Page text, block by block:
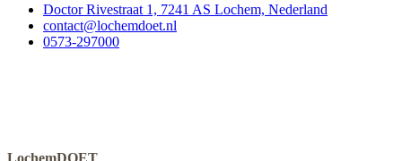
Doctor Rivestraat 1, 7241 AS Lochem, Nederland
contact@lochemdoet.nl
0573-297000
LochemDOET